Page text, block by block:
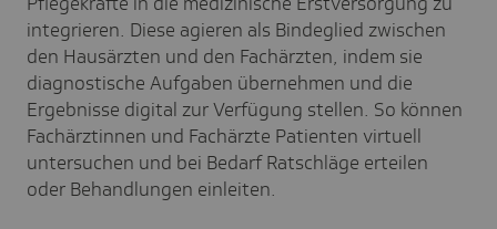
integrieren. Diese agieren als Bindeglied zwischen
den Hausärzten und den Fachärzten, indem sie
diagnostische Aufgaben übernehmen und die
Ergebnisse digital zur Verfügung stellen. So können
Fachärztinnen und Fachärzte Patienten virtuell
untersuchen und bei Bedarf Ratschläge erteilen
oder Behandlungen einleiten.